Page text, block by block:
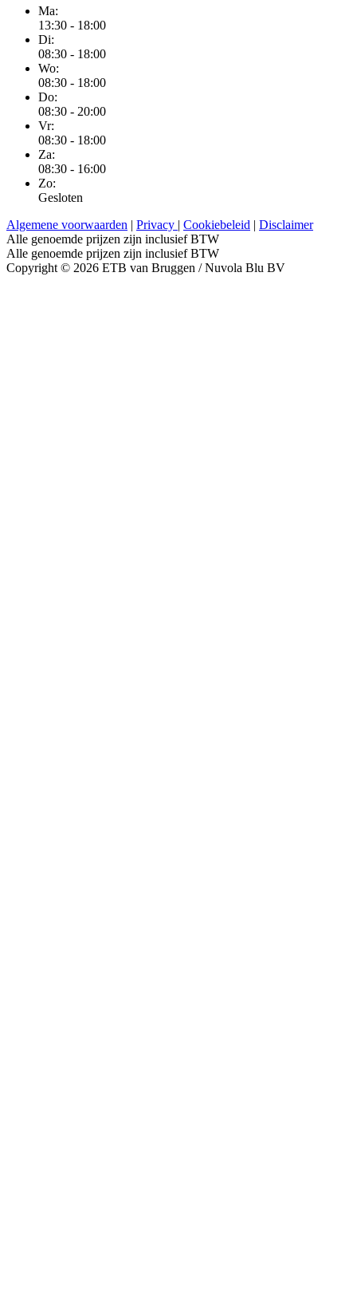
Ma:
13:30 - 18:00
Di:
08:30 - 18:00
Wo:
08:30 - 18:00
Do:
08:30 - 20:00
Vr:
08:30 - 18:00
Za:
08:30 - 16:00
Zo:
Gesloten
Algemene voorwaarden | Privacy | Cookiebeleid | Disclaimer
Alle genoemde prijzen zijn inclusief BTW
Alle genoemde prijzen zijn inclusief BTW
Copyright © 2026 ETB van Bruggen / Nuvola Blu BV